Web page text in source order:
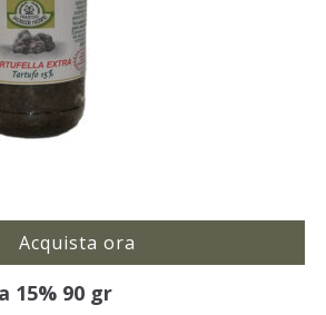
Acquista ora
15% 90 gr